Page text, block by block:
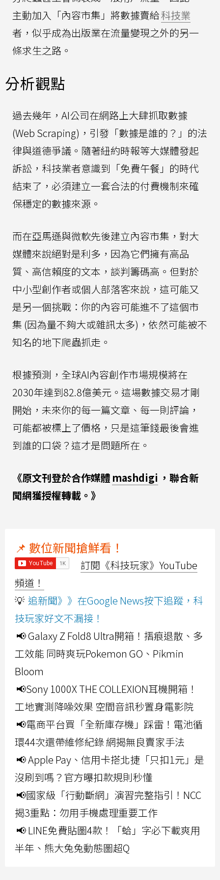
主動加入「內容市集」將數據賣給科技業
者，似乎成為出版業在流量變現之外的另一
條求生之路。
分析觀點
過去幾年，AI公司在網路上大肆抓取數據
(Web Scraping)，引發「數據是誰的？」的法
律與道德爭議。隨著紐約時報等大媒體發起
訴訟，科技業者意識到「免費午餐」的時代
結束了，必須建立一套合法的付費機制來確
保穩定的數據來源。
而在亞馬遜與微軟先後建立內容市集，對大
媒體來說絕對是利多，因為它們擁有高品
質、高信賴度的文本，談判籌碼高。但對於
中小型創作者或個人部落客來說，這可能又
是另一個挑戰：你的內容可能進不了這個市
集 (因為量不夠大或雜訊太多)，依然可能被不
知名的地下爬蟲抓走。
根據預測，全球AI內容創作市場規模將在
2030年達到82.8億美元。這場數據交易才剛
開始，未來你的每一篇文章、每一則評論，
可能都被標上了價格，只是這筆錢最後會進
到誰的口袋？這才是問題所在。
《原文刊登於合作媒體 mashdigi ，聯合新
聞網獲授權轉載。》
📌 數位新聞搶鮮看！
訂閱《科技玩家》YouTube
頻道！
💡 追新聞》》在Google News按下追蹤，科
技玩家好文不漏接！
📢 Galaxy Z Fold8 Ultra開箱！摺痕退散、多
工效能 同時爽玩Pokemon GO、Pikmin
Bloom
📢Sony 1000X THE COLLEXION耳機開箱！
工地實測降噪效果 空間音訊秒置身電影院
📢電商平台買「全新庫存機」踩雷！電池循
環44次還帶維修紀錄 網揭無良賣家手法
📢 Apple Pay、信用卡搭北捷「只扣1元」是
沒刷到嗎？官方曝扣款規則秒懂
📢國家級「行動斷網」演習完整指引！NCC
揭3重點：勿用手機處理重要工作
📢 LINE免費貼圖4款！「蛤」字必下載爽用
半年、熊大兔兔動態圖超Q